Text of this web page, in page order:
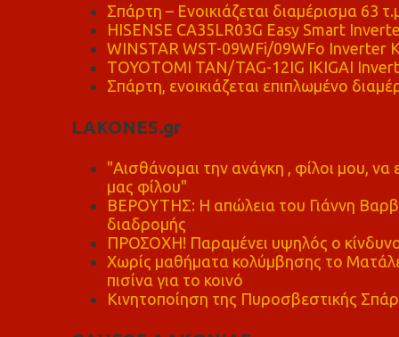
Σπάρτη – Ενοικιάζεται διαμέρισμα 63
HISENSE CA35LR03G Easy Smart
WINSTAR WST-09WFi/09WFo Inverter
TOYOTOMI TAN/TAG-12IG IKIGAI
Σπάρτη, ενοικιάζεται επιπλωμένο
LAKONES.gr
"Αισθάνομαι την ανάγκη , φίλοι μου,
μας φίλου"
ΒΕΡΟΥΤΗΣ: Η απώλεια του Γιάννη
διαδρομής
ΠΡΟΣΟΧΗ! Παραμένει υψηλός ο
Χωρίς μαθήματα κολύμβησης το
πισίνα για το κοινό
Κινητοποίηση της Πυροσβεστικής